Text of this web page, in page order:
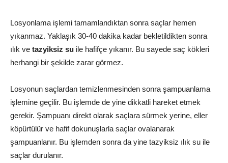
Losyonlama işlemi tamamlandıktan sonra saçlar hemen
yıkanmaz. Yaklaşık 30-40 dakika kadar bekletildikten sonra
ılık ve tazyiksiz su ile hafifçe yıkanır. Bu sayede saç kökleri
herhangi bir şekilde zarar görmez.
Losyonun saçlardan temizlenmesinden sonra şampuanlama
işlemine geçilir. Bu işlemde de yine dikkatli hareket etmek
gerekir. Şampuanı direkt olarak saçlara sürmek yerine, eller
köpürtülür ve hafif dokunuşlarla saçlar ovalanarak
şampuanlanır. Bu işlemden sonra da yine tazyiksiz ılık su ile
saçlar durulanır.